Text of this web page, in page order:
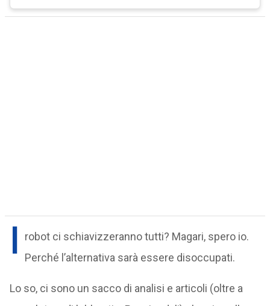
I
robot ci schiavizzeranno tutti? Magari, spero io.
Perché l’alternativa sarà essere disoccupati.
Lo so, ci sono un sacco di analisi e articoli (oltre a